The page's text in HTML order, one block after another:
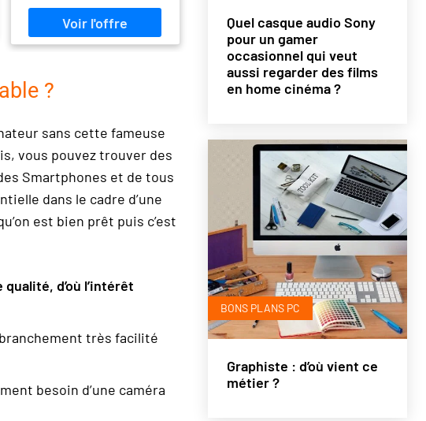
direction à droite;
Rétroviseur
extérieur/intérieur:
courbure [mm]: 300;
?
sans cette fameuse
vous pouvez trouver des
Smartphones et de tous
dans le cadre d’une
est bien prêt puis c’est
d’où l’intérêt
très facilité
besoin d’une caméra
Quel casque audio Sony
pour un gamer
occasionnel qui veut
aussi regarder des films
en home cinéma ?
BONS PLANS PC
Graphiste : d’où vient ce
métier ?